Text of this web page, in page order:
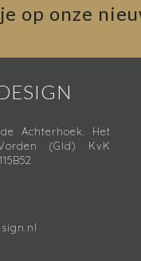
op onze
Achterhoek. Het
(Gld) KvK